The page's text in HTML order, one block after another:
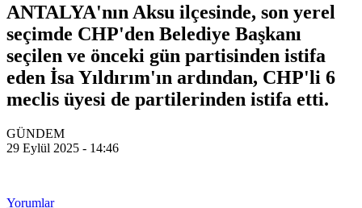
ANTALYA'nın Aksu ilçesinde, son yerel
seçimde CHP'den Belediye Başkanı
seçilen ve önceki gün partisinden istifa
eden İsa Yıldırım'ın ardından, CHP'li 6
meclis üyesi de partilerinden istifa etti.
GÜNDEM
29 Eylül 2025 - 14:46
Yorumlar